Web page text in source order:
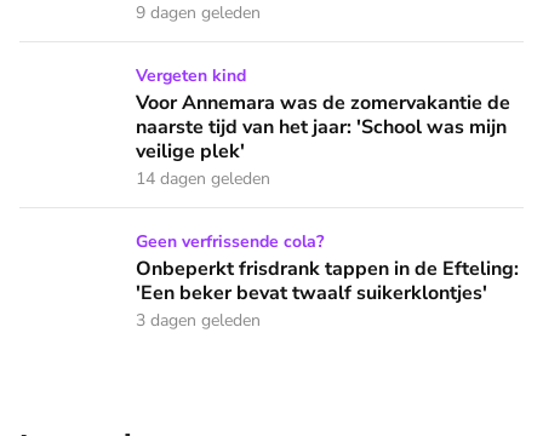
9 dagen geleden
Voor Annemara was de zomervakantie de naarste tijd van
Vergeten kind
Voor Annemara was de zomervakantie de
naarste tijd van het jaar: 'School was mijn
veilige plek'
14 dagen geleden
Onbeperkt frisdrank tappen in de Efteling: 'Een beker
Geen verfrissende cola?
Onbeperkt frisdrank tappen in de Efteling:
'Een beker bevat twaalf suikerklontjes'
3 dagen geleden